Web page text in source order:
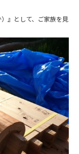
』として、ご家族を見